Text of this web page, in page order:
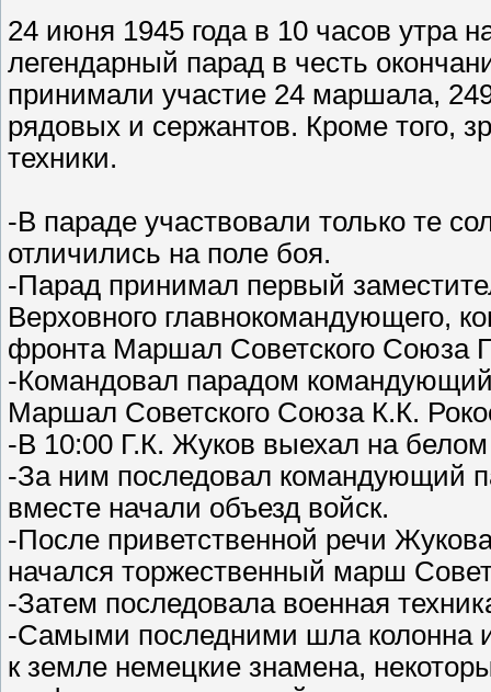
24 июня 1945 года в 10 часов утра
легендарный парад в честь
принимали участие 24 маршала,
рядовых и сержантов. Кроме того,
техники.
-В параде участвовали только те
отличились на поле боя.
-Парад принимал первый
Верховного главнокомандующего,
фронта Маршал Советского Союза
-Командовал парадом командующий
Маршал Советского Союза К.К.
-В 10:00 Г.К. Жуков выехал на
-За ним последовал командующий
вместе начали объезд войск.
-После приветственной речи
начался торжественный марш
-Затем последовала военная
-Самыми последними шла колонна
к земле немецкие знамена,